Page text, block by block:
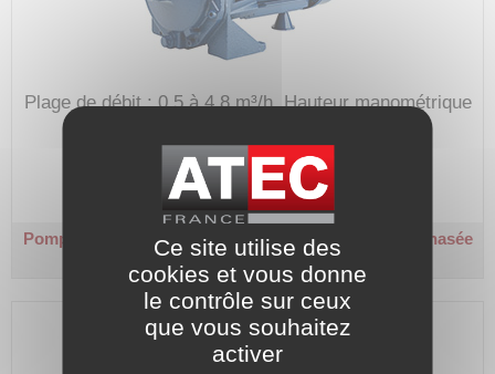
Plage de débit : 0,5 à 4,8 m³/h.Hauteur manométrique
Code article :208787
Prix : 563,20 €HT
Pompe centrifuge - KB 100 - 2 turbines laiton
Monophasée
230 V - 0,74 kW
Ce site utilise des
cookies et vous donne
le contrôle sur ceux
que vous souhaitez
activer